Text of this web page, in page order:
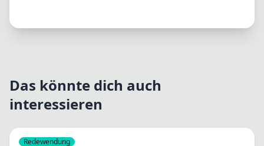
Das könnte dich auch
interessieren
Redewendung